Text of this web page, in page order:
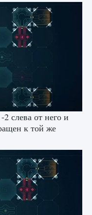
Force
0
Нари в
слева от него и
к той же